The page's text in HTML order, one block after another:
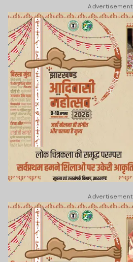
Advertisement
Advertisement